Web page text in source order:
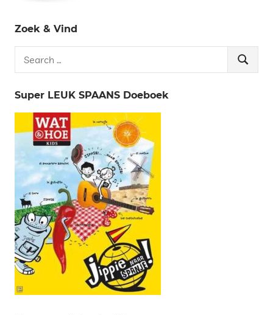
Zoek & Vind
Search
Super LEUK SPAANS Doeboek